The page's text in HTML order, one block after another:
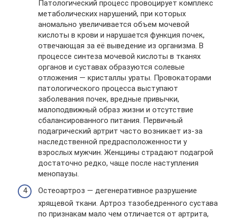
Патологический процесс провоцирует комплекс
метаболических нарушений, при которых
аномально увеличивается объем мочевой
кислоты в крови и нарушается функция почек,
отвечающая за её выведение из организма. В
процессе синтеза мочевой кислоты в тканях
органов и суставах образуются солевые
отложения — кристаллы ураты. Провокаторами
патологического процесса выступают
заболевания почек, вредные привычки,
малоподвижный образ жизни и отсутствие
сбалансированного питания. Первичный
подагрический артрит часто возникает из-за
наследственной предрасположенности у
взрослых мужчин. Женщины страдают подагрой
достаточно редко, чаще после наступления
менопаузы.
Остеоартроз — дегенеративное разрушение
хрящевой ткани. Артроз тазобедренного сустава
по признакам мало чем отличается от артрита,